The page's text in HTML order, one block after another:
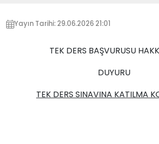
Yayın Tarihi: 29.06.2026 21:01
TEK DERS BAŞVURUSU
DUYURU
TEK DERS SINAVINA KATILMA